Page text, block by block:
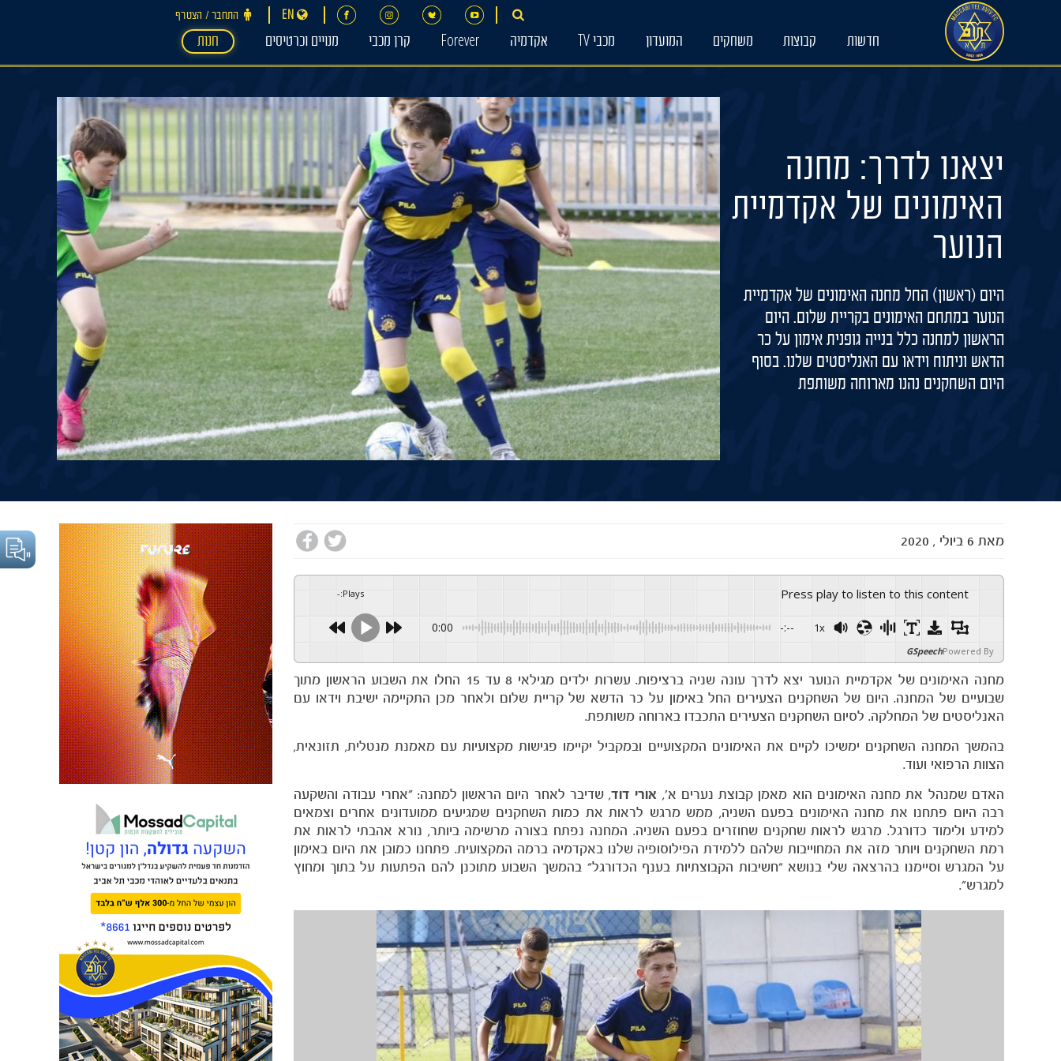
התחבר ‪/‬ הצטרף EN
חדשות קבוצות משחקים המועדון מכבי TV אקדמיה Forever קרן מכבי מנויים וכרטיסים חנות
יצאנו לדרך: מחנה
האימונים של אקדמיית
הנוער
היום (ראשון) החל מחנה האימונים של אקדמיית
הנוער במתחם האימונים בקריית שלום. היום
הראשון למחנה כלל בנייה גופנית אימון על כר
הדאש וניתוח וידאו עם האנליסטים שלנו. בסוף
היום השחקנים נהנו מארוחה משותפת
מאת 6 ביולי , 2020
Press play to listen to this content
Plays
:
-
0:00 -:-- 1x
Powered By
GSpeech
מחנה האימונים של אקדמיית הנוער יצא לדרך עונה שניה ברציפות. עשרות ילדים מגילאי 8 עד 15 החלו את השבוע הראשון מתוך
שבועיים של המחנה. היום של השחקנים הצעירים החל באימון על כר הדשא של קריית שלום ולאחר מכן התקיימה ישיבת וידאו עם
האנליסטים של המחלקה. לסיום השחקנים הצעירים התכבדו בארוחה משותפת.
בהמשך המחנה השחקנים ימשיכו לקיים את האימונים המקצועיים ובמקביל יקיימו פגישות מקצועיות עם מאמנת מנטלית, תזונאית,
הצוות הרפואי ועוד.
האדם שמנהל את מחנה האימונים הוא מאמן קבוצת נערים א׳, אורי דוד, שדיבר לאחר היום הראשון למחנה: ״אחרי עבודה והשקעה
רבה היום פתחנו את מחנה האימונים בפעם השניה, ממש מרגש לראות את כמות השחקנים שמגיעים ממועדונים אחרים וצמאים
למידע ולימוד כדורגל. מרגש לראות שחקנים שחוזרים בפעם השניה. המחנה נפתח בצורה מרשימה ביותר, נורא אהבתי לראות את
רמת השחקנים ויותר מזה את המחוייבות שלהם ללמידת הפילוסופיה שלנו באקדמיה ברמה המקצועית. פתחנו כמובן את היום באימון
על המגרש וסיימנו בהרצאה שלי בנושא "חשיבות הקבוצתיות בענף הכדורגל" בהמשך השבוע מתוכנן להם הפתעות על בתוך ומחוץ
למגרש״.